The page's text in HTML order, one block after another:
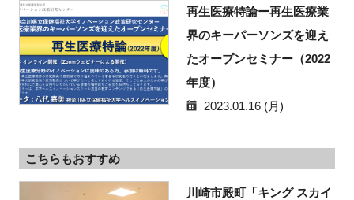
再生医療特論ー再生医療業
界のキーパーソンズを迎え
たオープンセミナー（2022
年度）
2023.01.16 (月)
こちらもおすすめ
川崎市殿町「キング スカイ